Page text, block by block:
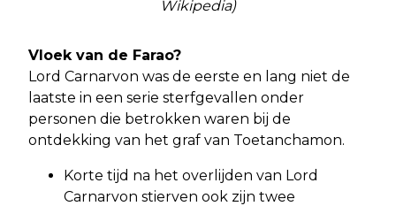
Wikipedia)
Vloek van de Farao?
Lord Carnarvon was de eerste en lang niet de
laatste in een serie sterfgevallen onder
personen die betrokken waren bij de
ontdekking van het graf van Toetanchamon.
Korte tijd na het overlijden van Lord
Carnarvon stierven ook zijn twee